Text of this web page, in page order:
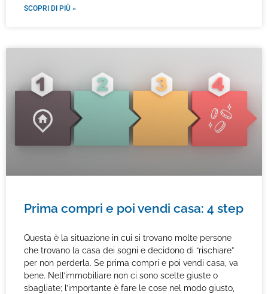
SCOPRI DI PIÙ »
Prima compri e poi vendi casa: 4 step
Questa è la situazione in cui si trovano molte persone
che trovano la casa dei sogni e decidono di “rischiare”
per non perderla. Se prima compri e poi vendi casa, va
bene. Nell’immobiliare non ci sono scelte giuste o
sbagliate; l’importante è fare le cose nel modo giusto,